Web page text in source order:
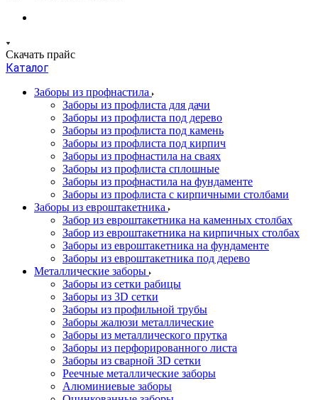
Скачать прайс
Каталог
Заборы из профнастила
Заборы из профлиста для дачи
Заборы из профлиста под дерево
Заборы из профлиста под камень
Заборы из профлиста под кирпич
Заборы из профнастила на сваях
Заборы из профлиста сплошные
Заборы из профнастила на фундаменте
Заборы из профлиста с кирпичными столбами
Заборы из евроштакетника
Забор из евроштакетника на каменных столбах
Забор из евроштакетника на кирпичных столбах
Заборы из евроштакетника на фундаменте
Заборы из евроштакетника под дерево
Металлические заборы
Заборы из сетки рабицы
Заборы из 3D сетки
Заборы из профильной трубы
Заборы жалюзи металлические
Заборы из металлического прутка
Заборы из перфорированного листа
Заборы из сварной 3D сетки
Реечные металлические заборы
Алюминиевые заборы